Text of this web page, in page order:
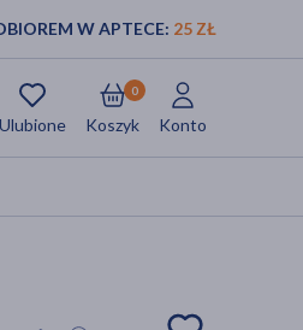
W APTECE: 25 ZŁ
Ulubione Koszyk
0
Konto